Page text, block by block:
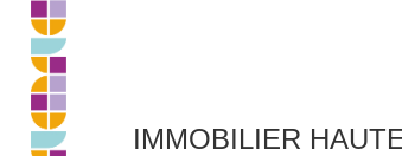
IMMOBILIER